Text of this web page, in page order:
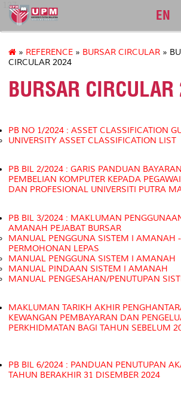
127
EN
» REFERENCE » BURSAR CIRCULAR »
CIRCULAR 2024
BURSAR
PB NO 1/2024 : ASSET CLASSIFICATION
UNIVERSITY ASSET CLASSIFICATION LIST
PB BIL 2/2024 : GARIS PANDUAN
PEMBELIAN KOMPUTER KEPADA
DAN PROFESIONAL UNIVERSITI PUTRA
PB BIL 3/2024 : MAKLUMAN
AMANAH PEJABAT BURSAR
MANUAL PENGGUNA SISTEM I AMANAH
PERMOHONAN LEPAS
MANUAL PENGGUNA SISTEM I AMANAH
MANUAL PINDAAN SISTEM I AMANAH
MANUAL PENGESAHAN/PENUTUPAN
MAKLUMAN TARIKH AKHIR
KEWANGAN PEMBAYARAN DAN
PERKHIDMATAN BAGI TAHUN SEBELUM
PB BIL 6/2024 : PANDUAN PENUTUPAN
TAHUN BERAKHIR 31 DISEMBER 2024